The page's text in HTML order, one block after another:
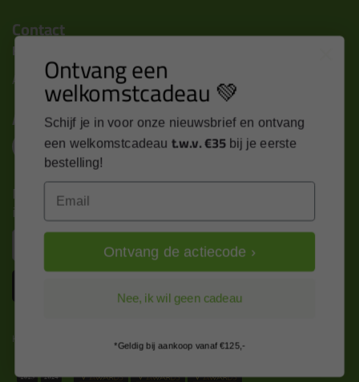
Contact
Kitcentrum B.V.
Alle contactgegevens >
Altijd op de hoogte blijven?
Nieuws, tips en exclusieve deals rechtstreeks in je
inbox
Kitcentrum is trots op:
Ontvang een
welkomstcadeau 💚
Schijf je in voor onze nieuwsbrief en ontvang
een welkomstcadeau t.w.v. €35 bij je eerste
bestelling!
Ontvang de actiecode ›
Nee, ik wil geen cadeau
*Geldig bij aankoop vanaf €125,-